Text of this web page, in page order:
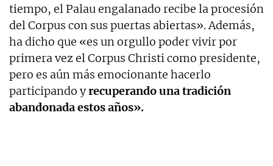
tiempo, el Palau engalanado recibe la procesión
del Corpus con sus puertas abiertas». Además,
ha dicho que «es un orgullo poder vivir por
primera vez el Corpus Christi como presidente,
pero es aún más emocionante hacerlo
participando yrecuperando una tradición
abandonada estos años».